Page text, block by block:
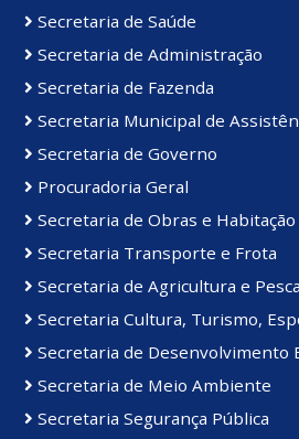
Secretaria de Saúde
Secretaria de Administração
Secretaria de Fazenda
Secretaria Municipal de
Secretaria de Governo
Procuradoria Geral
Secretaria de Obras e Habitação
Secretaria Transporte e Frota
Secretaria de Agricultura e Pesca
Secretaria Cultura, Turismo,
Secretaria de Desenvolvimento
Secretaria de Meio Ambiente
Secretaria Segurança Pública